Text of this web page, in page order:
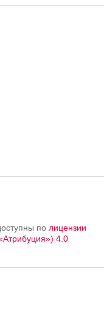
по лицензии
4.0